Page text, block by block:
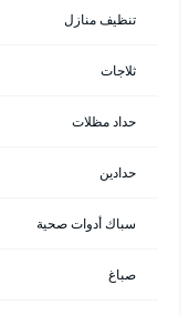
تنظيف منازل
ثلاجات
حداد مظلات
حدادين
سباك أدوات صحية
صباغ